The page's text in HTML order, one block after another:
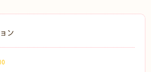
ン